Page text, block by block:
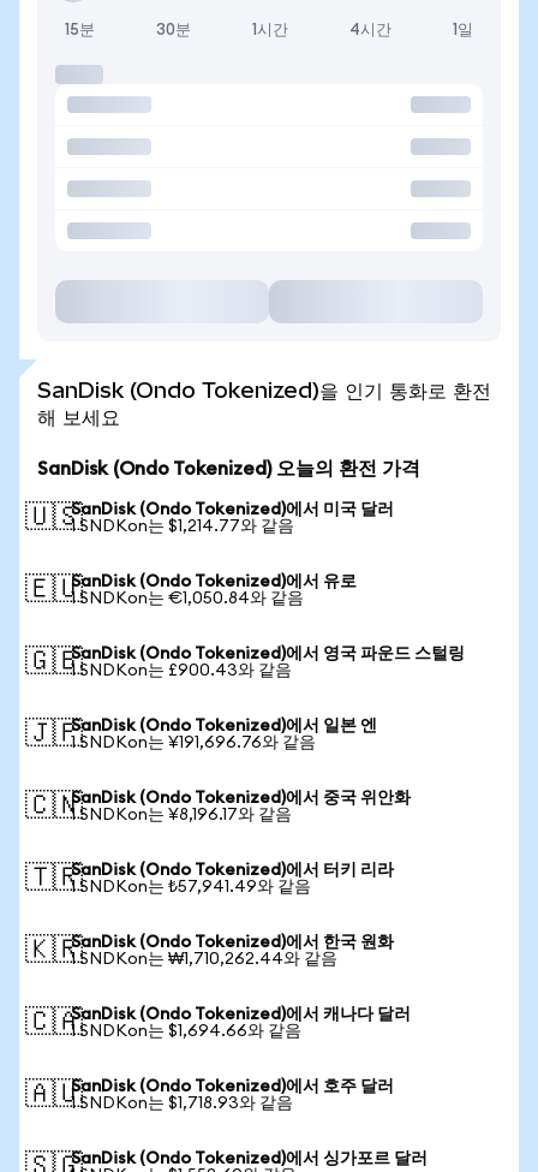
15분 30분 1시간 4시간 1일
SanDisk (Ondo Tokenized)을 인기 통화로 환전
해 보세요
SanDisk (Ondo Tokenized) 오늘의 환전 가격
🇺🇸SanDisk (Ondo Tokenized)에서 미국 달러
1 SNDKon는 $1,214.77와 같음
🇪🇺SanDisk (Ondo Tokenized)에서 유로
1 SNDKon는 €1,050.84와 같음
🇬🇧SanDisk (Ondo Tokenized)에서 영국 파운드 스털링
1 SNDKon는 £900.43와 같음
🇯🇵SanDisk (Ondo Tokenized)에서 일본 엔
1 SNDKon는 ¥191,696.76와 같음
🇨🇳SanDisk (Ondo Tokenized)에서 중국 위안화
1 SNDKon는 ¥8,196.17와 같음
🇹🇷SanDisk (Ondo Tokenized)에서 터키 리라
1 SNDKon는 ₺57,941.49와 같음
🇰🇷SanDisk (Ondo Tokenized)에서 한국 원화
1 SNDKon는 ₩1,710,262.44와 같음
🇨🇦SanDisk (Ondo Tokenized)에서 캐나다 달러
1 SNDKon는 $1,694.66와 같음
🇦🇺SanDisk (Ondo Tokenized)에서 호주 달러
1 SNDKon는 $1,718.93와 같음
SanDisk (Ondo Tokenized)에서 싱가포르 달러